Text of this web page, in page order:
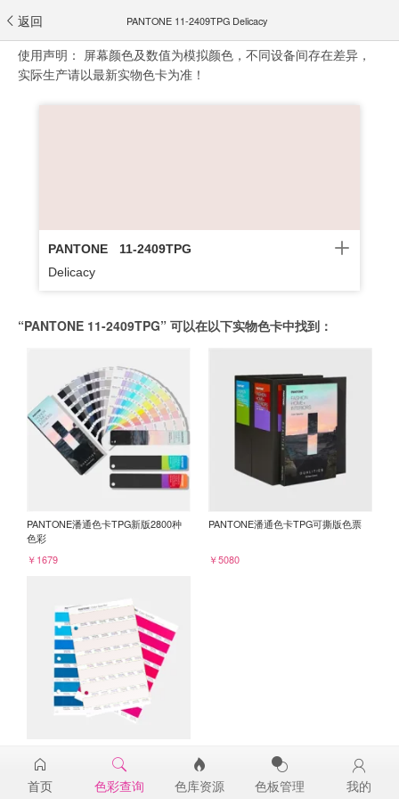
返回 PANTONE 11-2409TPG Delicacy
使用声明： 屏幕颜色及数值为模拟颜色，不同设备间存在差异，
实际生产请以最新实物色卡为准！
PANTONE
11-2409TPG
Delicacy
“PANTONE 11-2409TPG” 可以在以下实物色卡中找到：
PANTONE潘通色卡TPG新版2800种
色彩
￥1679
PANTONE潘通色卡TPG可撕版色票
￥5080
11-2409TPG
￥98
首页 色彩查询 色库资源 色板管理 我的